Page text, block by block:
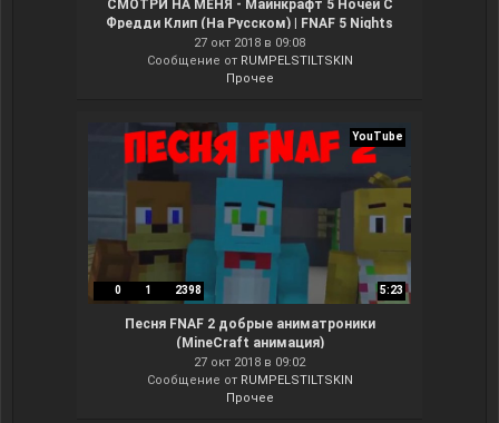
СМОТРИ НА МЕНЯ - Майнкрафт 5 Ночей С
Фредди Клип (На Русском) | FNAF 5 Nights
Minecraft Parody Song
27 окт 2018 в 09:08
Сообщение от RUMPELSTILTSKIN
Прочее
YouTube
0 1 2398 5:23
Песня FNAF 2 добрые аниматроники
(MineCraft анимация)
27 окт 2018 в 09:02
Сообщение от RUMPELSTILTSKIN
Прочее